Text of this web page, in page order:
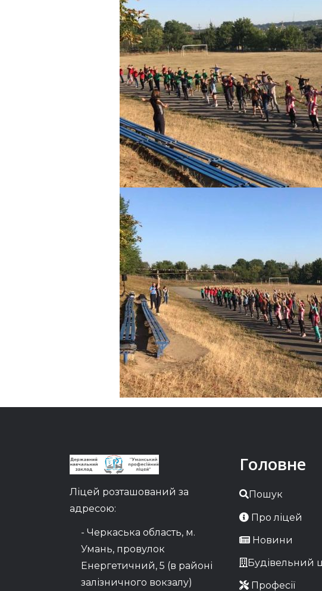
Ліцей розташований за
адресою:
- Черкаська область, м.
Умань, провулок
Енергетичний, 5 (в районі
залізничного вокзалу)
Головне
Пошук
Про ліцей
Новини
Будівельний
Професії